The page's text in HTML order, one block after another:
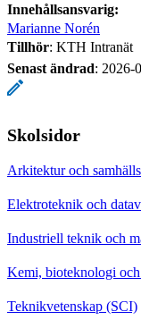
Innehållsansvarig:
Marianne Norén
Tillhör: KTH Intranät
Senast ändrad: 2026-
Skolsidor
Arkitektur och
Elektroteknik och
Industriell teknik och
Kemi, bioteknologi
Teknikvetenskap (SCI)